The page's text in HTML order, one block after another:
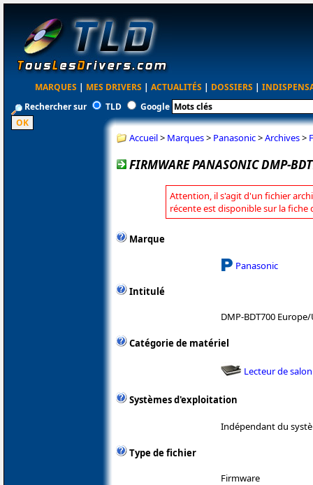
MARQUES | MES DRIVERS | ACTUALITÉS | DOSSIERS |
Rechercher sur
TLD Google
Accueil> Marques> Panasonic>Archives>
FIRMWARE PANASONIC DMP-
Attention, il s'agit d'un fichier
récente est disponible sur la fiche
Marque
Panasonic
Intitulé
DMP-BDT700
Catégorie de matériel
Lecteur de salon
Systèmes d'exploitation
Indépendant du
Type de fichier
Firmware